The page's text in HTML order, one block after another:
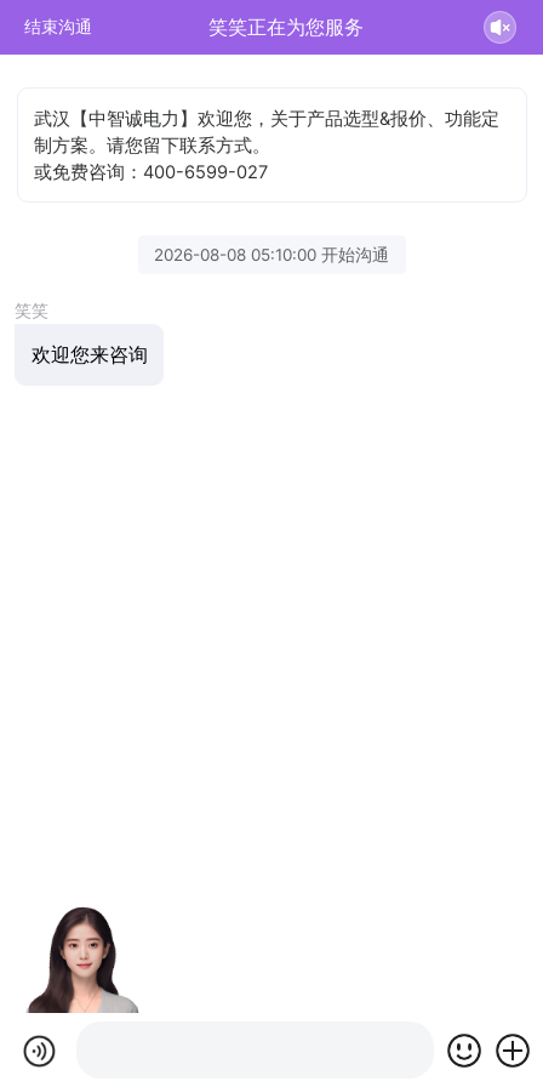
结束沟通 笑笑正在为您服务
武汉【中智诚电力】欢迎您，关于产品选型&报价、功能定
制方案。请您留下联系方式。
或免费咨询：400-6599-027
2026-08-08 05:10:00 开始沟通
笑笑
欢迎您来咨询